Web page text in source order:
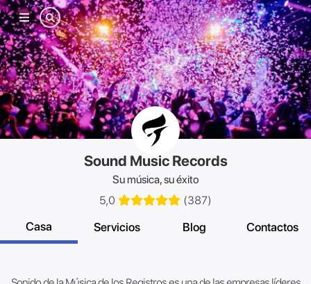
Menú
móvil
Sound Music Records
Su música, su éxito
5,0
(387)
Casa Servicios Blog Contactos